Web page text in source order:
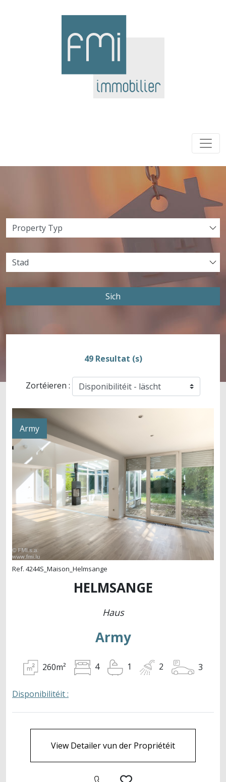
Sich
49 Resultat (s)
Zortéieren :
Army
Ref. 4244S_Maison_Helmsange
HELMSANGE
Haus
Army
260m² 4 1 2 3
Disponibilitéit :
View Detailer vun der Propriétéit